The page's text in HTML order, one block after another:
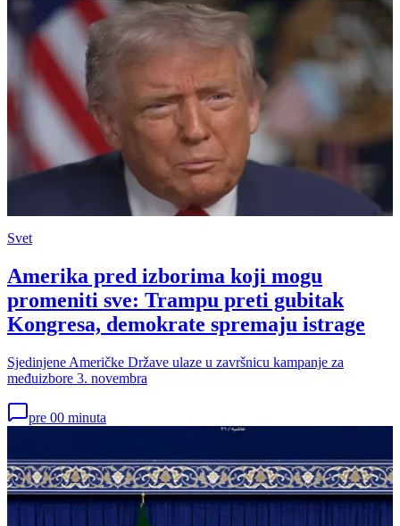
Svet
Amerika pred izborima koji mogu
promeniti sve: Trampu preti gubitak
Kongresa, demokrate spremaju istrage
Sjedinjene Američke Države ulaze u završnicu kampanje za
međuizbore 3. novembra
pre 00 minuta